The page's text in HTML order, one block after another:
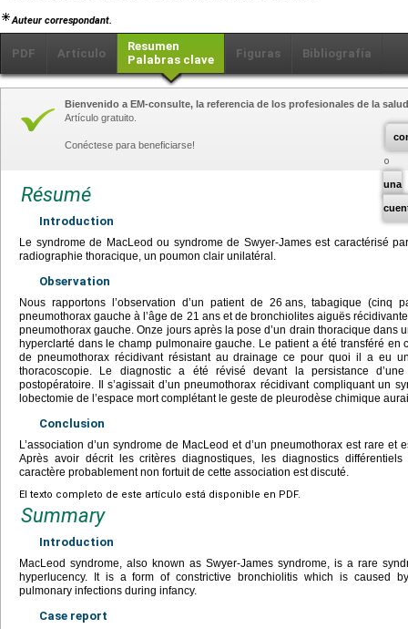
Auteur correspondant.
PDF Artículo
Resumen
Palabras clave
Figuras Bibliografía
una
Bienvenido a EM-consulte, la referencia de los profesionales de la
Artículo gratuito.
Conéctese para beneficiarse!
Résumé
Introduction
Le syndrome de MacLeod ou syndrome de Swyer-James est caractérisé
radiographie thoracique, un poumon clair unilatéral.
Observation
Nous rapportons l’observation d’un patient de 26 ans, tabagique (cinq
pneumothorax gauche à l’âge de 21 ans et de bronchiolites aiguës
pneumothorax gauche. Onze jours après la pose d’un drain thoracique dans
hyperclarté dans le champ pulmonaire gauche. Le patient a été transféré en
de pneumothorax récidivant résistant au drainage ce pour quoi il a eu
thoracoscopie. Le diagnostic a été révisé devant la persistance
postopératoire. Il s’agissait d’un pneumothorax récidivant compliquant un
lobectomie de l’espace mort complétant le geste de pleurodèse chimique
Conclusion
L’association d’un syndrome de MacLeod et d’un pneumothorax est rare et
Après avoir décrit les critères diagnostiques, les diagnostics
caractère probablement non fortuit de cette association est discuté.
El texto completo de este artículo está disponible en PDF.
Summary
Introduction
MacLeod syndrome, also known as Swyer-James syndrome, is a rare
hyperlucency. It is a form of constrictive bronchiolitis which is caused
pulmonary infections during infancy.
Case report